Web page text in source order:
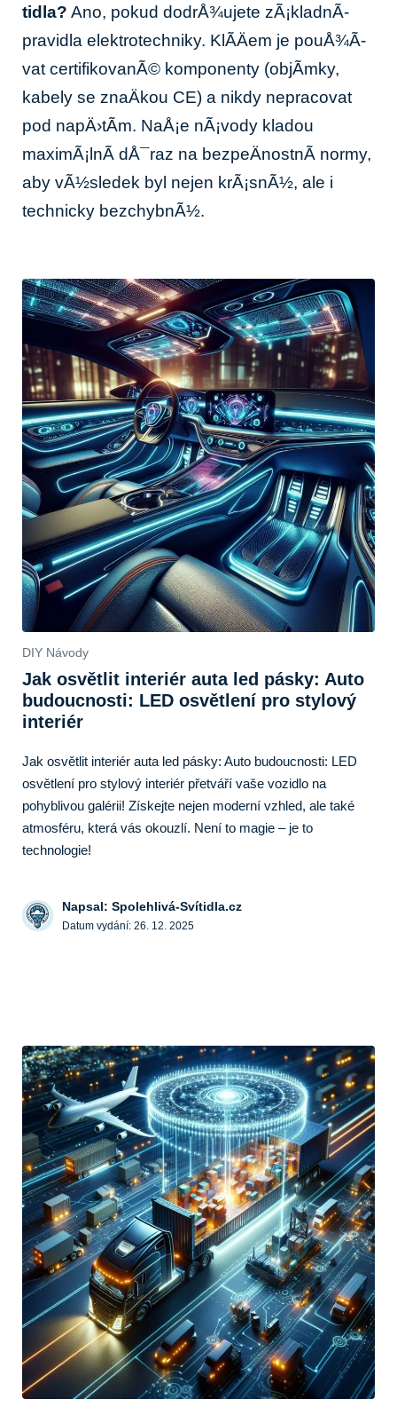
tidla? Ano, pokud dodrÅ¾ujete zÃ¡kladnÃ­
pravidla elektrotechniky. KlÃ­Äem je pouÅ¾Ã­
vat certifikovanÃ© komponenty (objÃ­mky,
kabely se znaÄkou CE) a nikdy nepracovat
pod napÄ›tÃ­m. NaÅ¡e nÃ¡vody kladou
maximÃ¡lnÃ­ dÅ¯raz na bezpeÄnostnÃ­ normy,
aby vÃ½sledek byl nejen krÃ¡snÃ½, ale i
technicky bezchybnÃ½.
DIY Návody
Jak osvětlit interiér auta led pásky: Auto
budoucnosti: LED osvětlení pro stylový
interiér
Jak osvětlit interiér auta led pásky: Auto budoucnosti: LED
osvětlení pro stylový interiér přetváří vaše vozidlo na
pohyblivou galérii! Získejte nejen moderní vzhled, ale také
atmosféru, která vás okouzlí. Není to magie – je to
technologie!
Napsal: Spolehlivá-Svítidla.cz
Datum vydání: 26. 12. 2025